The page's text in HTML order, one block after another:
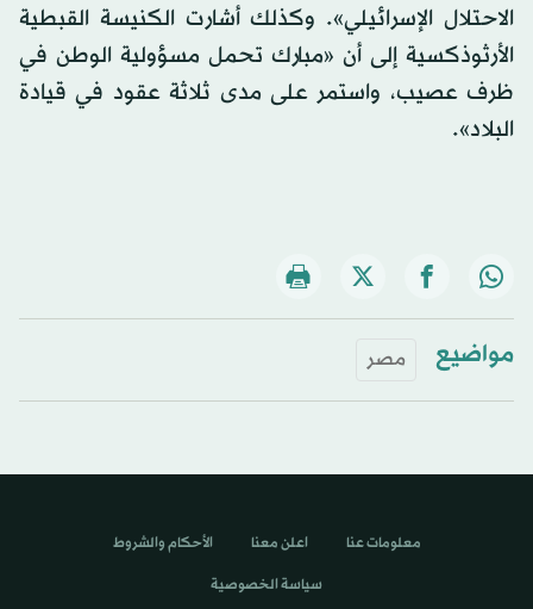
الاحتلال الإسرائيلي». وكذلك أشارت الكنيسة القبطية
الأرثوذكسية إلى أن «مبارك تحمل مسؤولية الوطن في
ظرف عصيب، واستمر على مدى ثلاثة عقود في قيادة
البلاد».
مواضيع مصر
معلومات عنا اعلن معنا الأحكام والشروط
سياسة الخصوصية